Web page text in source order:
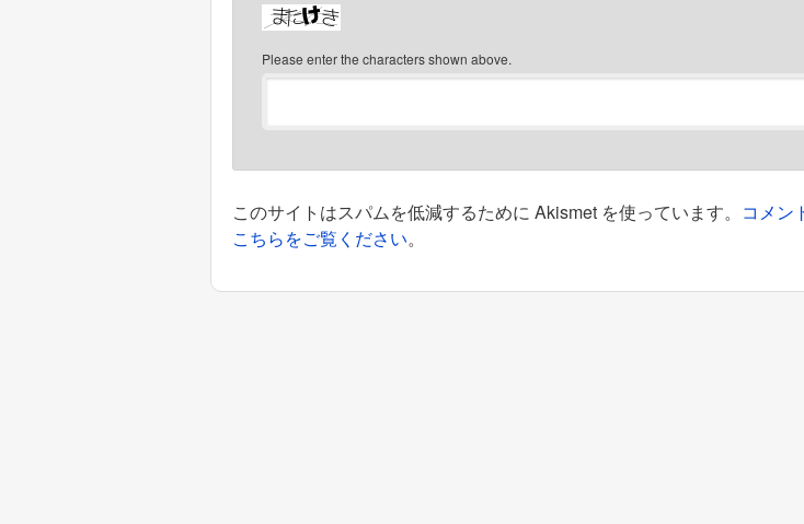
Please enter the characters shown above.
このサイトはスパムを低減するために Akismet を使っています。 コメン
こちらをご覧ください。